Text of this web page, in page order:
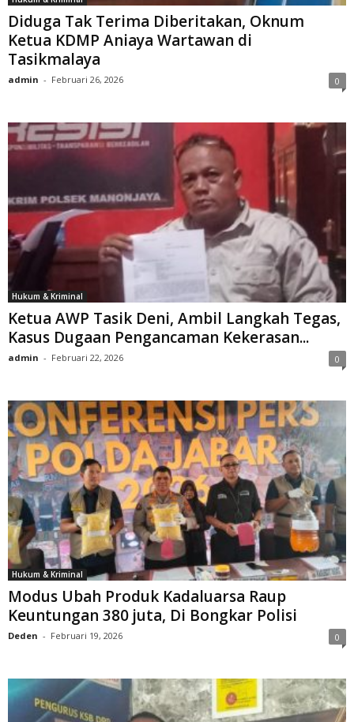
Diduga Tak Terima Diberitakan, Oknum
Ketua KDMP Aniaya Wartawan di
Tasikmalaya
admin - Februari 26, 2026 0
Hukum & Kriminal
Ketua AWP Tasik Deni, Ambil Langkah Tegas,
Kasus Dugaan Pengancaman Kekerasan...
admin - Februari 22, 2026 0
Hukum & Kriminal
Modus Ubah Produk Kadaluarsa Raup
Keuntungan 380 juta, Di Bongkar Polisi
Deden - Februari 19, 2026 0